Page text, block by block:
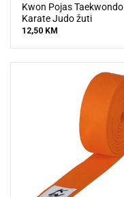
Kwon Pojas Taekwondo
Karate Judo žuti
12,50 KM